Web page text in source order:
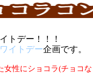
トデー！！！
イトデー企画です。
性にショコラ(チョコ